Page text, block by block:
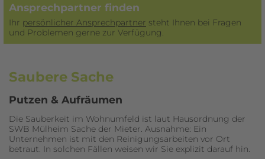
Ansprechpartner finden
Ihr persönlicher Ansprechpartner steht Ihnen bei Fragen
und Problemen gerne zur Verfügung.
Saubere Sache
Putzen & Aufräumen
Die Sauberkeit im Wohnumfeld ist laut Hausordnung der
SWB Mülheim Sache der Mieter. Ausnahme: Ein
Unternehmen ist mit den Reinigungsarbeiten vor Ort
betraut. In solchen Fällen weisen wir Sie explizit darauf hin.
Datenschutzerklärung
genommen. Ich stimme zu, dass meine Angaben
elektronisch erhoben und gespeichert werden.